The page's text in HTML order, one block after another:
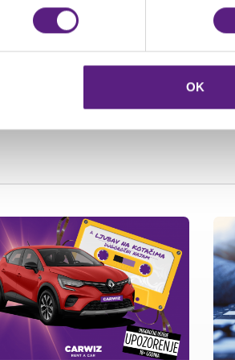
OK
#mjesečninajamauta